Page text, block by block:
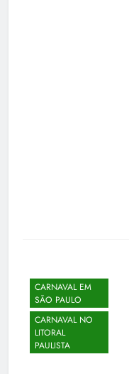
CARNAVAL EM
SÃO PAULO
CARNAVAL NO
LITORAL
PAULISTA